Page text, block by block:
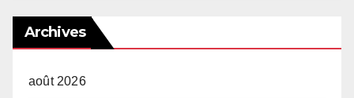
Archives
août 2026